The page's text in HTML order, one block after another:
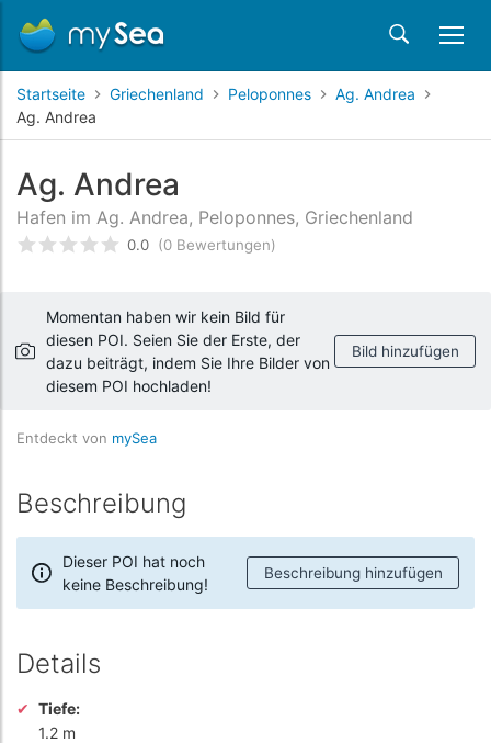
Startseite Griechenland Peloponnes
Ag. Andrea
Ag. Andrea
Ag. Andrea
Hafen im Ag. Andrea, Peloponnes, Griechenland
bewertet0 /5 beyogen auf
0.0 (0 Bewertungen)
Momentan haben wir kein Bild für
diesen POI. Seien Sie der Erste, der
dazu beiträgt, indem Sie Ihre Bilder von
diesem POI hochladen!
Bild hinzufügen
Entdeckt von mySea
Beschreibung
Dieser POI hat noch
keine Beschreibung!
Beschreibung hinzufügen
Details
Tiefe:
1.2 m